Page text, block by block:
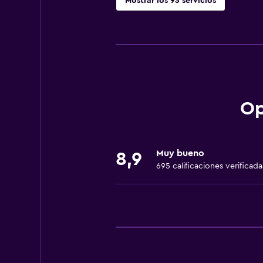
Wifi gratis
Artículos de aseo gratis
8,9 Muy bueno
695 calificaciones